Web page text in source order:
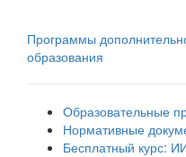
Программы
образования
Образовательные
Нормативные
Бесплатный курс: